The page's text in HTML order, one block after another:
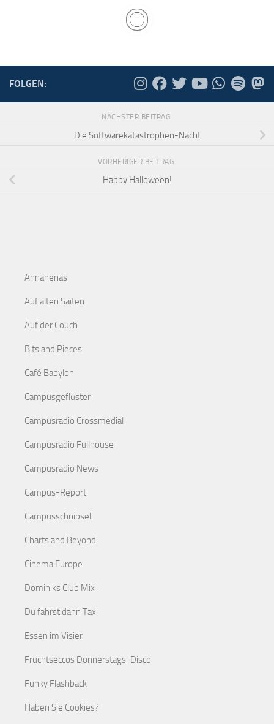
FOLGEN:
NÄCHSTER BEITRAG
Die Softwarekatastrophen-Nacht
VORHERIGER BEITRAG
Happy Halloween!
Annanenas
Auf alten Saiten
Auf der Couch
Bits and Pieces
Café Babylon
Campusgeflüster
Campusradio Crossmedial
Campusradio Fullhouse
Campusradio News
Campus-Report
Campusschnipsel
Charts and Beyond
Cinema Europe
Dominiks Club Mix
Du fährst dann Taxi
Essen im Visier
Fruchtseccos Donnerstags-Disco
Funky Flashback
Haben Sie Cookies?